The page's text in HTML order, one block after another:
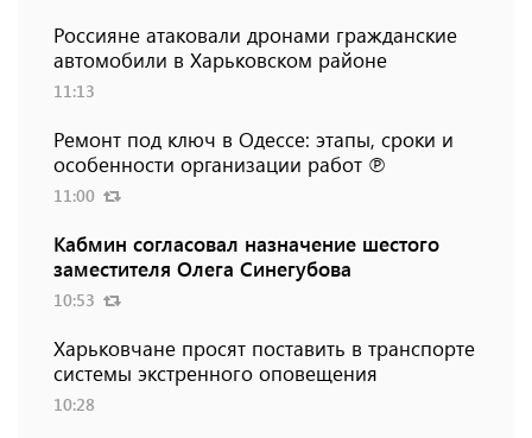
Россияне атаковали дронами гражданские
автомобили в Харьковском районе
11:13
Ремонт под ключ в Одессе: этапы, сроки и
особенности организации работ ℗
11:00
Кабмин согласовал назначение шестого
заместителя Олега Синегубова
10:53
Харьковчане просят поставить в транспорте
системы экстренного оповещения
10:28